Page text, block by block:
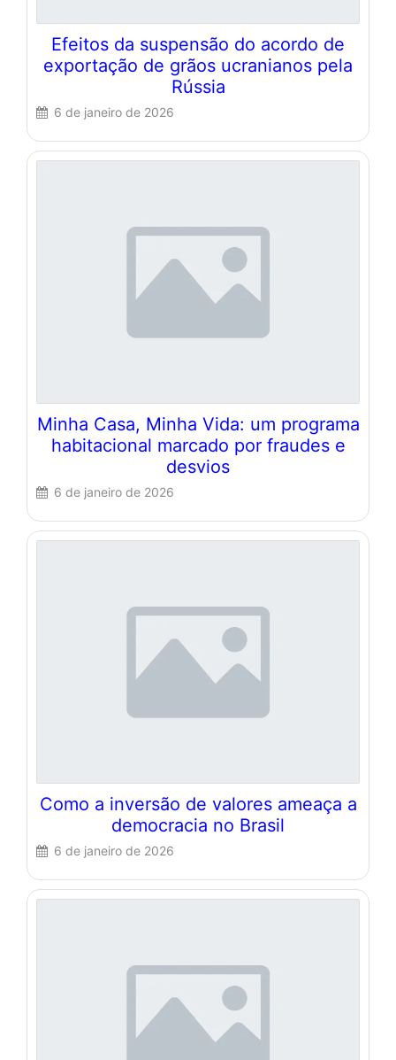
Efeitos da suspensão do acordo de
exportação de grãos ucranianos pela
Rússia
6 de janeiro de 2026
Minha Casa, Minha Vida: um programa
habitacional marcado por fraudes e
desvios
6 de janeiro de 2026
Como a inversão de valores ameaça a
democracia no Brasil
6 de janeiro de 2026